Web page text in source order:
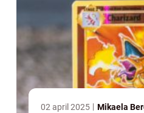
02 april 2025 Mikaela